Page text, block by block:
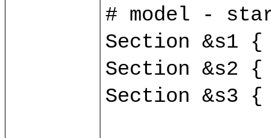
# model -
Section
Section
Section